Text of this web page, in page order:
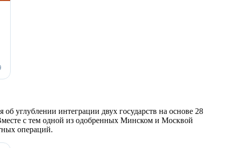
углублении интеграции двух государств на основе 28
с тем одной из одобренных Минском и Москвой
операций.